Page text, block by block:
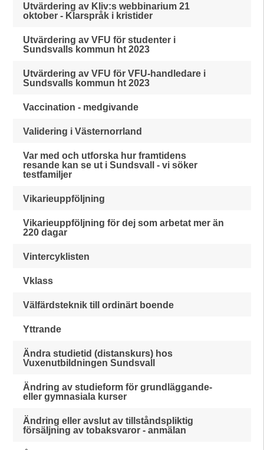
Utvärdering av Kliv:s webbinarium 21
oktober - Klarspråk i kristider
Utvärdering av VFU för studenter i
Sundsvalls kommun ht 2023
Utvärdering av VFU för VFU-handledare i
Sundsvalls kommun ht 2023
Vaccination - medgivande
Validering i Västernorrland
Var med och utforska hur framtidens
resande kan se ut i Sundsvall - vi söker
testfamiljer
Vikarieuppföljning
Vikarieuppföljning för dej som arbetat mer än
220 dagar
Vintercyklisten
Vklass
Välfärdsteknik till ordinärt boende
Yttrande
Ändra studietid (distanskurs) hos
Vuxenutbildningen Sundsvall
Ändring av studieform för grundläggande-
eller gymnasiala kurser
Ändring eller avslut av tillståndspliktig
försäljning av tobaksvaror - anmälan